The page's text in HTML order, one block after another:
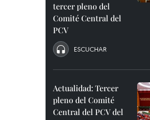
tercer pleno del
Comité Central del
PCV
ESCUCHAR
Actualidad: Tercer
pleno del Comité
Central del PCV del